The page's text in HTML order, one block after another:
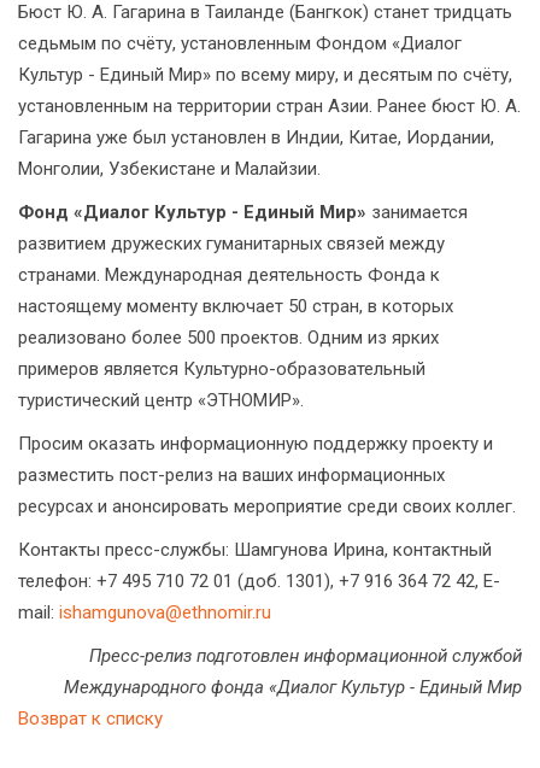
Бюст Ю. А. Гагарина в Таиланде (Бангкок) станет тридцать
седьмым по счёту, установленным Фондом «Диалог
Культур - Единый Мир» по всему миру, и десятым по счёту,
установленным на территории стран Азии. Ранее бюст Ю. А.
Гагарина уже был установлен в Индии, Китае, Иордании,
Монголии, Узбекистане и Малайзии.
Фонд «Диалог Культур - Единый Мир» занимается
развитием дружеских гуманитарных связей между
странами. Международная деятельность Фонда к
настоящему моменту включает 50 стран, в которых
реализовано более 500 проектов. Одним из ярких
примеров является Культурно-образовательный
туристический центр «ЭТНОМИР».
Просим оказать информационную поддержку проекту и
разместить пост-релиз на ваших информационных
ресурсах и анонсировать мероприятие среди своих коллег.
Контакты пресс-службы: Шамгунова Ирина, контактный
телефон: +7 495 710 72 01 (доб. 1301), +7 916 364 72 42, E-
mail: ishamgunova@ethnomir.ru
Пресс-релиз подготовлен информационной службой
Международного фонда «Диалог Культур - Единый Мир
Возврат к списку